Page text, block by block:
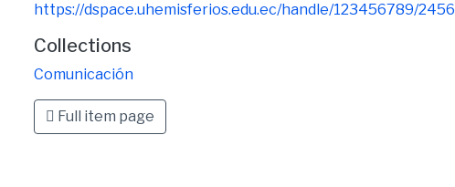
https://dspace.uhemisferios.edu.ec/handle/123456789/2456
Collections
Comunicación
Full item page